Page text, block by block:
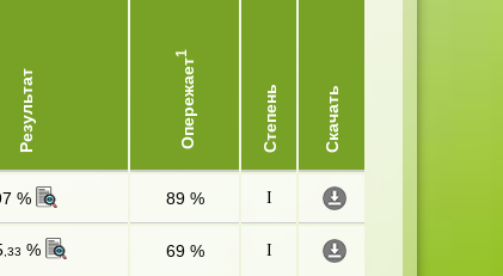
Результат Опережает
1
Степень Скачать
% 89 % I
,33 % 69 % I